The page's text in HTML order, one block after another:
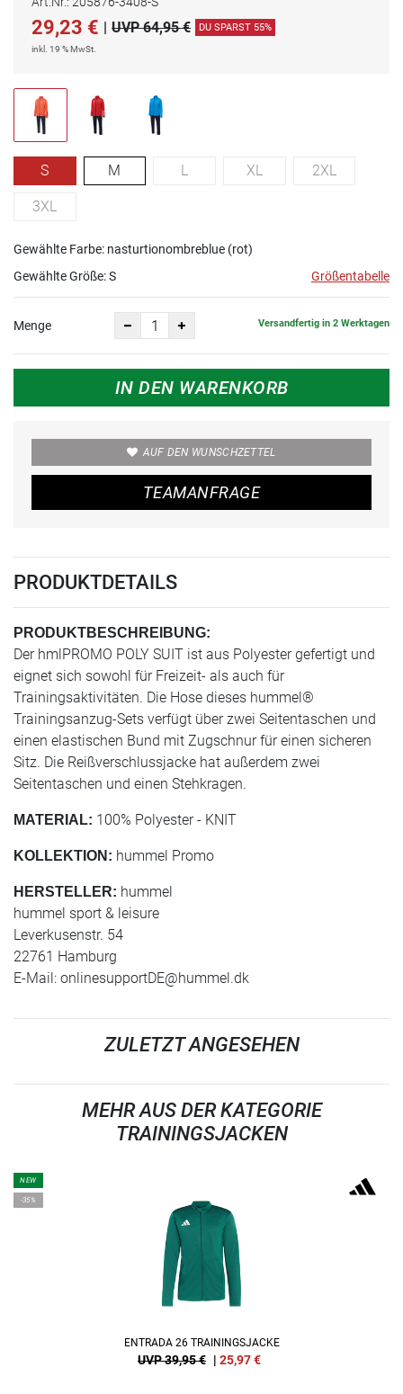
29,23 € | UVP 64,95 € DU SPARST 55%
inkl. 19 % MwSt.
S M L XL 2XL
3XL
Gewählte Farbe: nasturtionombreblue (rot)
Gewählte Größe:S Größentabelle
Menge Versandfertig in 2 Werktagen
IN DEN WARENKORB
AUF DEN WUNSCHZETTEL
TEAMANFRAGE
PRODUKTDETAILS
PRODUKTBESCHREIBUNG:
Der hmlPROMO POLY SUIT ist aus Polyester gefertigt und
eignet sich sowohl für Freizeit- als auch für
Trainingsaktivitäten. Die Hose dieses hummel®
Trainingsanzug-Sets verfügt über zwei Seitentaschen und
einen elastischen Bund mit Zugschnur für einen sicheren
Sitz. Die Reißverschlussjacke hat außerdem zwei
Seitentaschen und einen Stehkragen.
MATERIAL: 100% Polyester - KNIT
KOLLEKTION: hummel Promo
HERSTELLER: hummel
hummel sport & leisure
Leverkusenstr. 54
22761 Hamburg
E-Mail: onlinesupportDE@hummel.dk
ZULETZT ANGESEHEN
MEHR AUS DER KATEGORIE
TRAININGSJACKEN
NEW
-35%
ENTRADA 26 TRAININGSJACKE
UVP 39,95 € | 25,97€